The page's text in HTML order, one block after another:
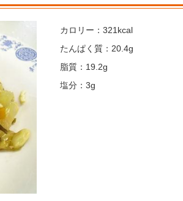
カロリー：321kcal
たんぱく質：20.4g
脂質：19.2g
塩分：3g